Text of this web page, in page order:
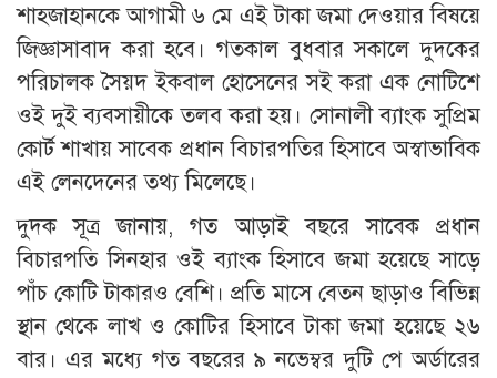
শাহজাহানকে আগামী ৬ মে এই টাকা জমা দেওয়ার বিষয়ে
জিজ্ঞাসাবাদ করা হবে। গতকাল বুধবার সকালে দুদকের
পরিচালক সৈয়দ ইকবাল হোসেনের সই করা এক নোটিশে
ওই দুই ব্যবসায়ীকে তলব করা হয়। সোনালী ব্যাংক সুপ্রিম
কোর্ট শাখায় সাবেক প্রধান বিচারপতির হিসাবে অস্বাভাবিক
এই লেনদেনের তথ্য মিলেছে।
দুদক সূত্র জানায়, গত আড়াই বছরে সাবেক প্রধান
বিচারপতি সিনহার ওই ব্যাংক হিসাবে জমা হয়েছে সাড়ে
পাঁচ কোটি টাকারও বেশি। প্রতি মাসে বেতন ছাড়াও বিভিন্ন
স্থান থেকে লাখ ও কোটির হিসাবে টাকা জমা হয়েছে ২৬
বার। এর মধ্যে গত বছরের ৯ নভেম্বর দুটি পে অর্ডারের